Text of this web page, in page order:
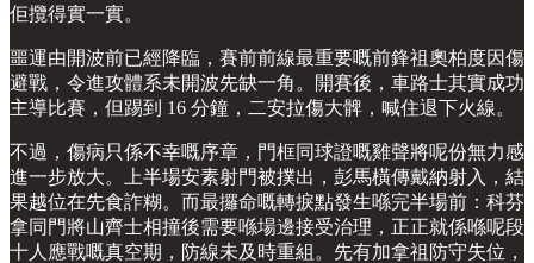
佢攬得實一實。
噩運由開波前已經降臨，賽前前線最重要嘅前鋒祖奧柏度因傷
避戰，令進攻體系未開波先缺一角。開賽後，車路士其實成功
主導比賽，但踢到 16 分鐘，二安拉傷大髀，喊住退下火線。
不過，傷病只係不幸嘅序章，門框同球證嘅雞聲將呢份無力感
進一步放大。上半場安素射門被撲出，彭馬橫傳戴納射入，結
果越位在先食詐糊。而最攞命嘅轉捩點發生喺完半場前：科芬
拿同門將山齊士相撞後需要喺場邊接受治理，正正就係喺呢段
十人應戰嘅真空期，防線未及時重組。先有加拿祖防守失位，